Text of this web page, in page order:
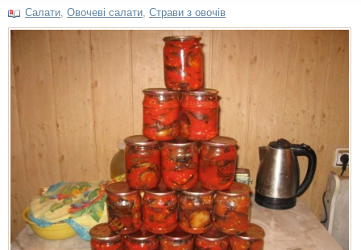
Салати, Овочеві салати, Страви з овочів